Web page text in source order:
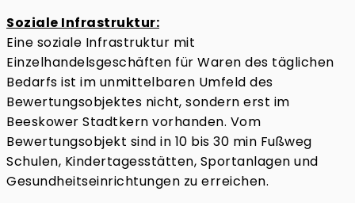
Soziale Infrastruktur:
Eine soziale Infrastruktur mit
Einzelhandelsgeschäften für Waren des täglichen
Bedarfs ist im unmittelbaren Umfeld des
Bewertungsobjektes nicht, sondern erst im
Beeskower Stadtkern vorhanden. Vom
Bewertungsobjekt sind in 10 bis 30 min Fußweg
Schulen, Kindertagesstätten, Sportanlagen und
Gesundheitseinrichtungen zu erreichen.